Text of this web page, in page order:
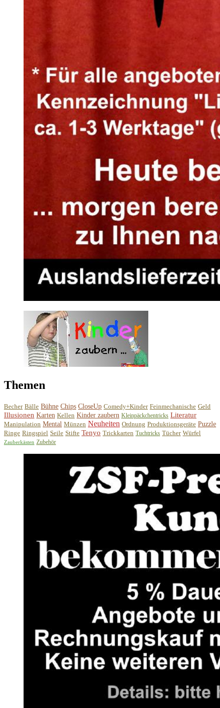
Themen
Becher Bälle Bühne Chips CloseUp Comedy+Kinder Feinmechanische Geld
Illusionen Karten Kellen Kinder zaubern Kleinpäckchentricks Literatur
Manipulation Mental Münzen Neuheiten Ordnung Produktionsgeräte Puzzle
Ringe Ringspiel Seile Stifte Tenyo Trickkarten Tuchtricks Tücher Würfel
Zauberkästen Zubehör